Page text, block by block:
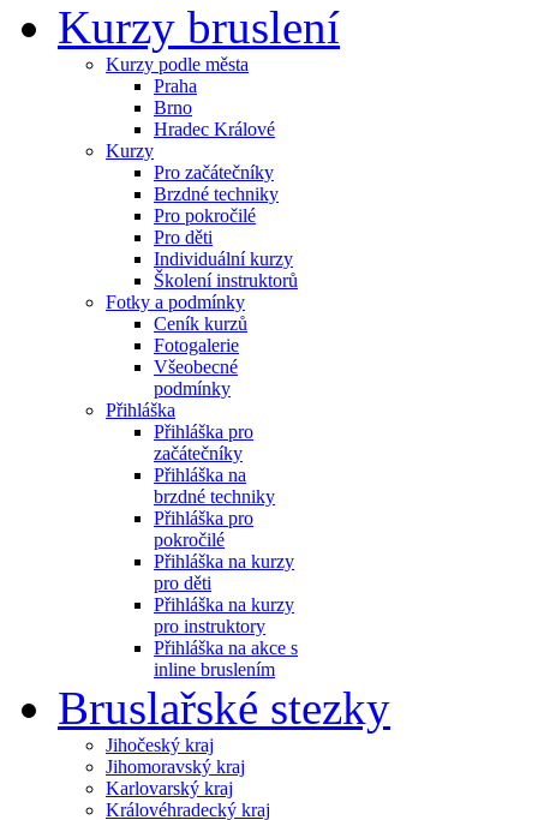
Kurzy bruslení
Kurzy podle města
Praha
Brno
Hradec Králové
Kurzy
Pro začátečníky
Brzdné techniky
Pro pokročilé
Pro děti
Individuální kurzy
Školení instruktorů
Fotky a podmínky
Ceník kurzů
Fotogalerie
Všeobecné
podmínky
Přihláška
Přihláška pro
začátečníky
Přihláška na
brzdné techniky
Přihláška pro
pokročilé
Přihláška na kurzy
pro děti
Přihláška na kurzy
pro instruktory
Přihláška na akce s
inline bruslením
Bruslařské stezky
Jihočeský kraj
Jihomoravský kraj
Karlovarský kraj
Královéhradecký kraj